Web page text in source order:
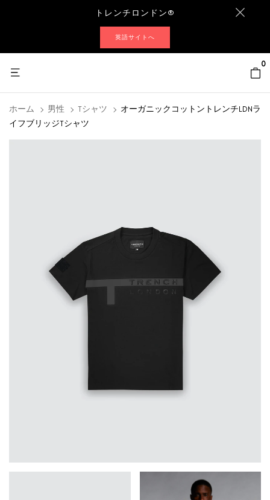
トレンチロンドン®
英語サイトへ
0
ホーム 男性 Tシャツ
オーガニックコットントレンチLDNラ
イフブリッジTシャツ